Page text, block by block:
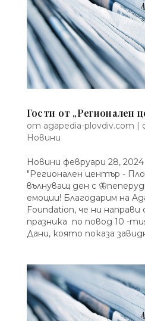
Гости от „Регионален
от agapedia-plovdiv.com |
Новини
Новини февруари 28,
"Регионален център -
вълнуващ ден с
емоции! Благодарим на
Foundation, че ни
празника по повод 10 -
Дани, която показа